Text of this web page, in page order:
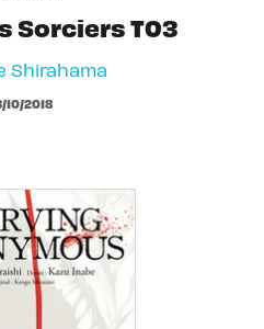
Sorciers T03
Shirahama
10/2018